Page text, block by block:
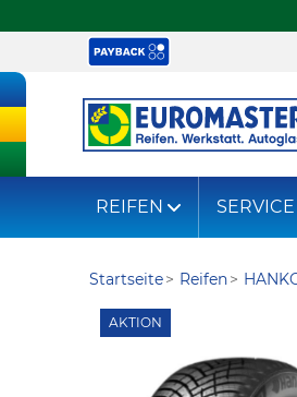
REIFEN
Startseite Reifen
AKTION